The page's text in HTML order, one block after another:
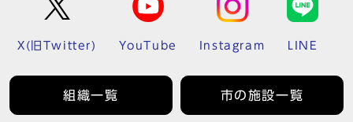
X(旧Twitter) YouTube Instagram LINE
組織一覧 市の施設一覧